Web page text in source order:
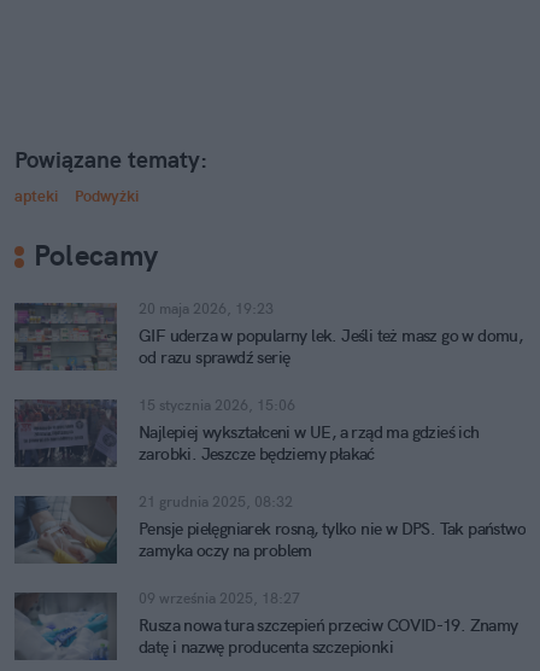
Powiązane tematy:
apteki Podwyżki
Polecamy
20 maja 2026, 19:23
GIF uderza w popularny lek. Jeśli też masz go w domu,
od razu sprawdź serię
15 stycznia 2026, 15:06
Najlepiej wykształceni w UE, a rząd ma gdzieś ich
zarobki. Jeszcze będziemy płakać
21 grudnia 2025, 08:32
Pensje pielęgniarek rosną, tylko nie w DPS. Tak państwo
zamyka oczy na problem
09 września 2025, 18:27
Rusza nowa tura szczepień przeciw COVID-19. Znamy
datę i nazwę producenta szczepionki